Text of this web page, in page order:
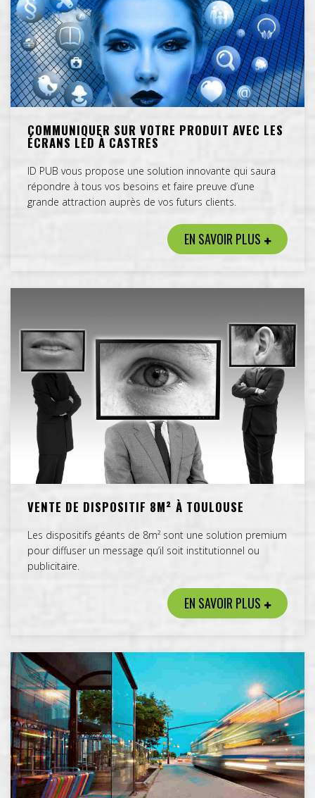
COMMUNIQUER SUR VOTRE PRODUIT AVEC LES
ÉCRANS LED À CASTRES
ID PUB vous propose une solution innovante qui saura
répondre à tous vos besoins et faire preuve d’une
grande attraction auprès de vos futurs clients.
EN SAVOIR PLUS
VENTE DE DISPOSITIF 8M² À TOULOUSE
Les dispositifs géants de 8m² sont une solution premium
pour diffuser un message qu’il soit institutionnel ou
publicitaire.
EN SAVOIR PLUS